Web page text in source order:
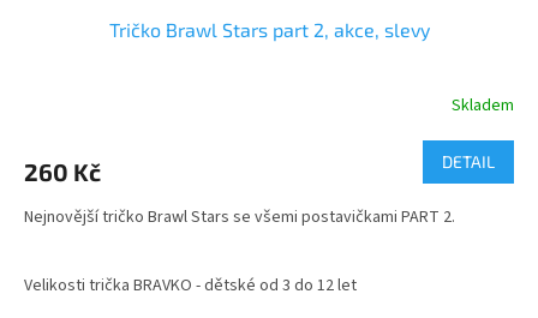
Tričko Brawl Stars part 2, akce, slevy
je
z
Skladem
260 Kč DETAIL
Nejnovější tričko Brawl Stars se všemi postavičkami PART 2.
Velikosti trička BRAVKO - dětské od 3 do 12 let